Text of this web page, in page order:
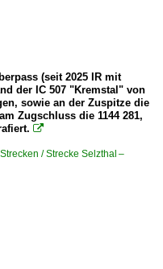
(seit 2025 IR mit
der IC 507 "Kremstal" von
sowie an der Zuspitze die
Zugschluss die 1144 281,

/ Strecke Selzthal –